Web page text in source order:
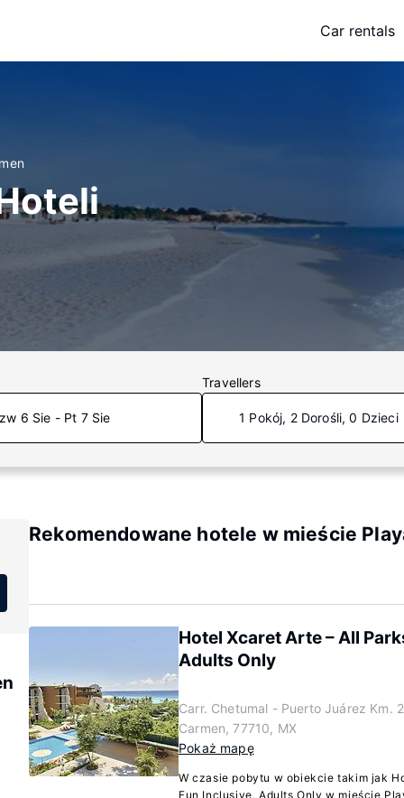
Car rentals
6 Sie - Pt 7 Sie
Travellers
1 Pokój, 2 Dorośli, 0 Dzieci
Rekomendowane hotele w mieście
Hotel Xcaret Arte – All
Adults Only
Carr. Chetumal - Puerto Juárez Km.
Carmen, 77710, MX
Pokaż mapę
W czasie pobytu w obiekcie takim jak
Fun Inclusive, Adults Only w mieście